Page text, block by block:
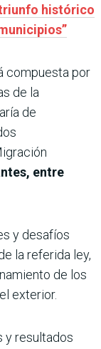
histórico
compuesta por
de la
de
entre
y desafíos
la referida ley,
de los
exterior.
y resultados